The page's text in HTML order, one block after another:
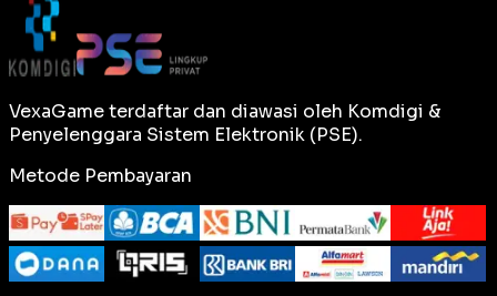
VexaGame terdaftar dan diawasi oleh Komdigi &
Penyelenggara Sistem Elektronik (PSE).
Metode Pembayaran